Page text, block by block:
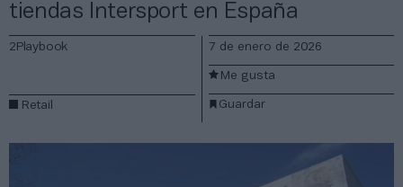
tiendas Intersport en España
2Playbook
Retail
7 de enero de 2026
Guardar
Me gusta